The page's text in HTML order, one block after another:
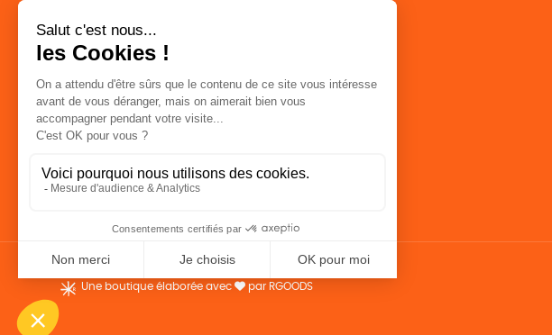
Accessoires
Bien-être
Papeterie
Livres
Jeux
Mentions légales
Une boutique élaborée avec par RGOODS